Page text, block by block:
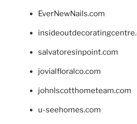
EverNewNails.com
salvatoresinpoint.com
jovialfloralco.com
johnlscotthometeam.com
u-seehomes.com